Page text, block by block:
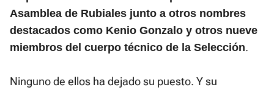
Asamblea de Rubiales junto a otros nombres
destacados como Kenio Gonzalo y otros nueve
miembros del cuerpo técnico de la Selección.
Ninguno de ellos ha dejado su puesto. Y su